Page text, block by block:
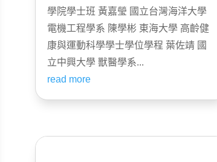
學院學士班 黃嘉瑩 國立台灣海洋大學
電機工程學系 陳學彬 東海大學 高齡健
康與運動科學學士學位學程 葉佐靖 國
立中興大學 獸醫學系...
read more